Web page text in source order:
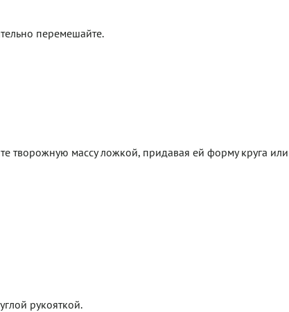
перемешайте.
творожную массу ложкой, придавая ей форму круга или
рукояткой.